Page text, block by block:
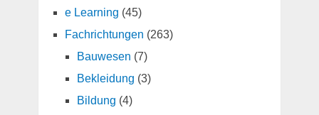
e Learning (45)
Fachrichtungen (263)
Bauwesen (7)
Bekleidung (3)
Bildung (4)